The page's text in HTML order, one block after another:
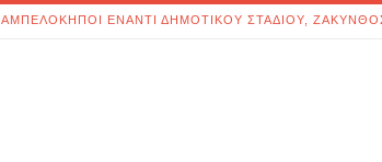
ΑΜΠΕΛΟΚΗΠΟΙ ΕΝΑΝΤΙ ΔΗΜΟΤΙΚΟΥ ΣΤΑΔΙΟΥ,